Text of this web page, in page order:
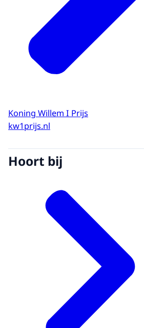
Koning Willem I Prijs
kw1prijs.nl
Hoort bij